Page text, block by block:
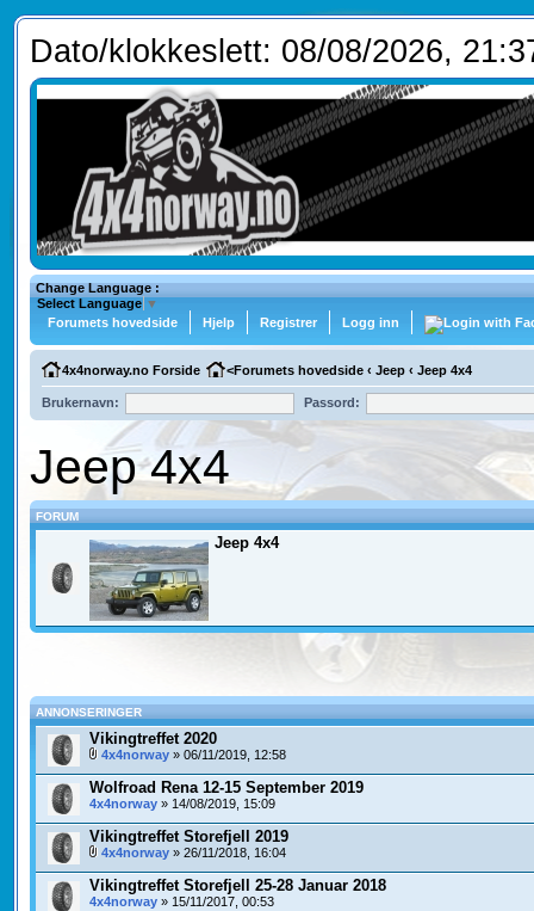
Dato/klokkeslett: 08/08/2026,
Change Language :
Select Language ▼
Forumets hovedside
Hjelp Registrer Logg inn
4x4norway.no Forside <Forumets hovedside ‹ Jeep ‹ Jeep 4x4
Brukernavn: Passord:
Jeep 4x4
FORUM
Jeep 4x4
ANNONSERINGER
Vikingtreffet 2020
4x4norway» 06/11/2019, 12:58
Wolfroad Rena 12-15 September 2019
4x4norway» 14/08/2019, 15:09
Vikingtreffet Storefjell 2019
4x4norway» 26/11/2018, 16:04
Vikingtreffet Storefjell 25-28 Januar 2018
4x4norway» 15/11/2017, 00:53